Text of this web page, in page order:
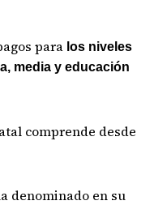
para los niveles
media y educación
comprende desde
denominado en su